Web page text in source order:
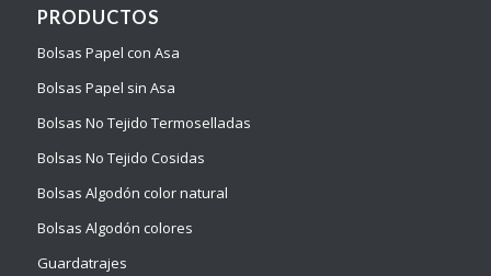
PRODUCTOS
Bolsas Papel con Asa
Bolsas Papel sin Asa
Bolsas No Tejido Termoselladas
Bolsas No Tejido Cosidas
Bolsas Algodón color natural
Bolsas Algodón colores
Guardatrajes